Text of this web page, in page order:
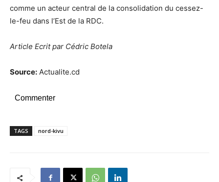
comme un acteur central de la consolidation du cessez-
le-feu dans l’Est de la RDC.
Article Ecrit par Cédric Botela
Source: Actualite.cd
Commenter
TAGS nord-kivu